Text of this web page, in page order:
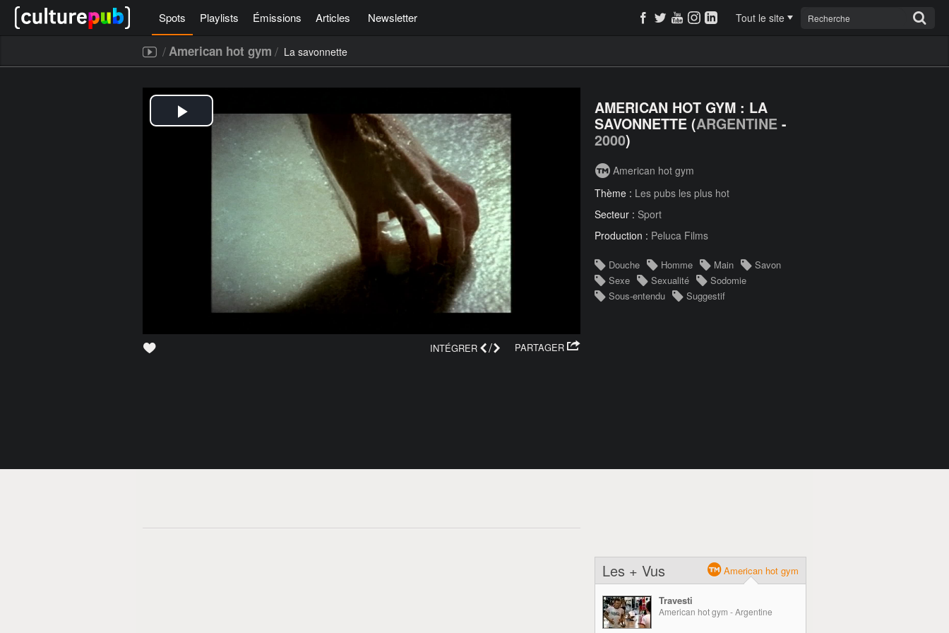
Spots Playlists Émissions Articles Newsletter Tout le site
/American hot gym / La savonnette
PARTAGER
INTÉGRER /
AMERICAN HOT GYM : LA
SAVONNETTE (ARGENTINE -
2000)
American hot gym
Thème : Les pubs les plus hot
Secteur : Sport
Production : Peluca Films
Douche Homme Main
Savon
Sexe
Sexualité
Sodomie
Sous-entendu
Suggestif
Les + Vus American hot gym
Travesti
American hot gym - Argentine